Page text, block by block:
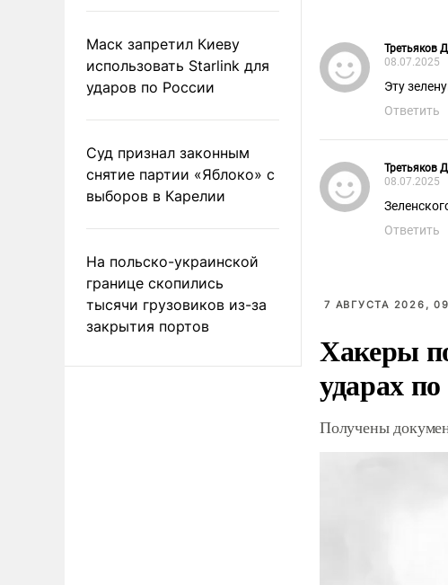
Маск запретил Киеву
использовать Starlink для
ударов по России
Суд признал законным
снятие партии «Яблоко» с
выборов в Карелии
На польско-украинской
границе скопились
тысячи грузовиков из-за
закрытия портов
Третьяков
08.07.2025
Эту
Ответить
Третьяков
08.07.2025
Ответить
7 АВГУСТА 2026,
Хакеры
ударах
Получены